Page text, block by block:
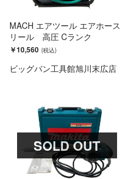
MACH エアツール エアホース
リール 高圧 Cランク
￥10,560
ビッグバン工具館旭川末広店
SOLD OUT